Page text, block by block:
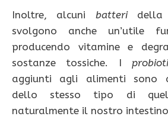
Inoltre, alcuni batteridella
svolgono anche un’utile
producendo vitamine e
sostanze tossiche. I
aggiunti agli alimenti sono
dello stesso tipo di
naturalmente il nostro